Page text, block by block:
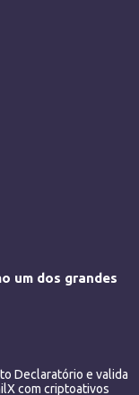
um dos grandes
Declaratório e valida
com criptoativos